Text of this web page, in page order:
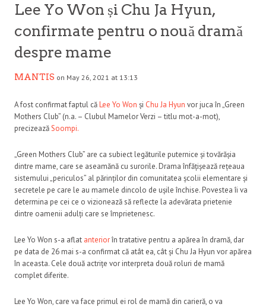
Lee Yo Won și Chu Ja Hyun,
confirmate pentru o nouă dramă
despre mame
MANTIS on May 26, 2021 at 13:13
A fost confirmat faptul căLee Yo Won și Chu Ja Hyun vor juca în „Green
Mothers Club” (n.a. – Clubul Mamelor Verzi – titlu mot-a-mot),
precizeazăSoompi.
„Green Mothers Club” are ca subiect legăturile puternice și tovărășia
dintre mame, care se aseamănă cu surorile. Drama înfățișează rețeaua
sistemului „periculos” al părinților din comunitatea școlii elementare și
secretele pe care le au mamele dincolo de ușile închise. Povestea îi va
determina pe cei ce o vizionează să reflecte la adevărata prietenie
dintre oamenii adulți care se împrietenesc.
Lee Yo Won s-a aflat anteriorîn tratative pentru a apărea în dramă, dar
pe data de 26 mai s-a confirmat că atât ea, cât și Chu Ja Hyun vor apărea
în aceasta. Cele două actrițe vor interpreta două roluri de mamă
complet diferite.
Lee Yo Won, care va face primul ei rol de mamă din carieră, o va